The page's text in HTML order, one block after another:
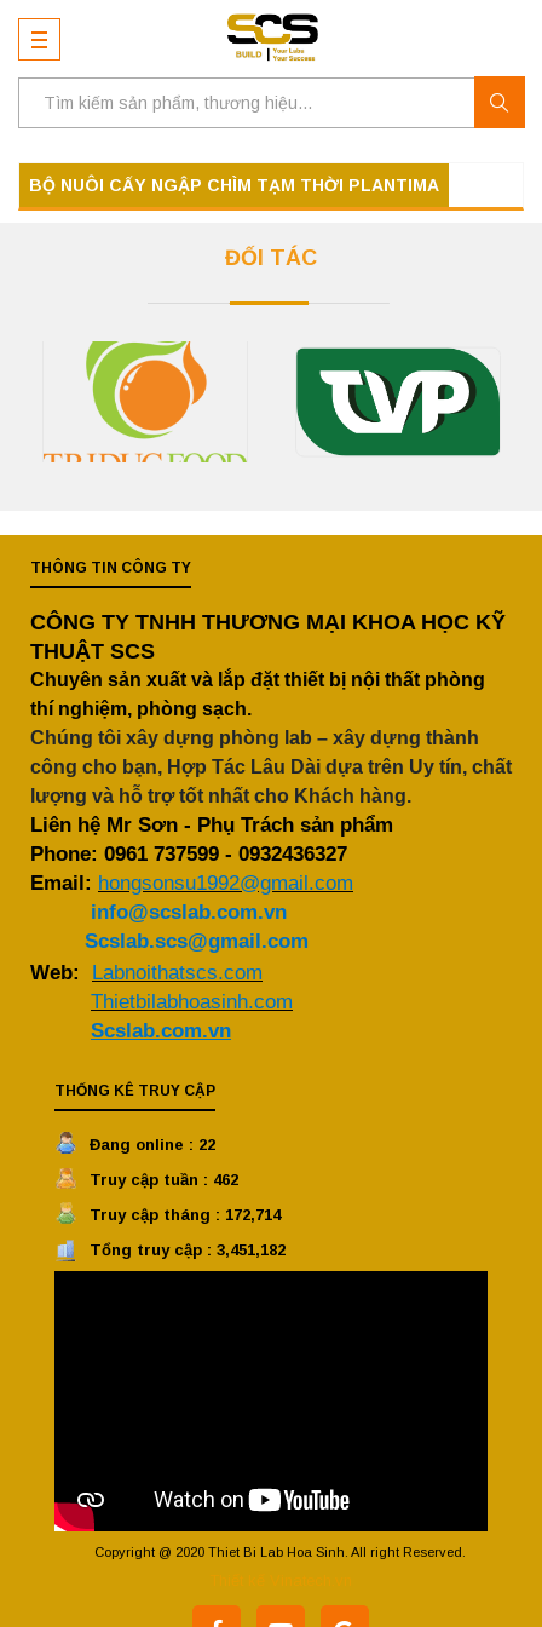
BỘ NUÔI CẤY NGẬP CHÌM TẠM THỜI PLANTIMA
ĐỐI TÁC
THÔNG TIN CÔNG TY
CÔNG TY TNHH THƯƠNG MẠI KHOA HỌC KỸ
THUẬT SCS
Chuyên sản xuất và lắp đặt thiết bị nội thất phòng
thí nghiệm, phòng sạch.
Chúng tôi xây dựng phòng lab – xây dựng thành
công cho bạn, Hợp Tác Lâu Dài dựa trên Uy tín, chất
lượng và hỗ trợ tốt nhất cho Khách hàng.
Liên hệ Mr Sơn - Phụ Trách sản phẩm
Phone: 0961 737599 - 0932436327
Email: hongsonsu1992@gmail.com
info@scslab.com.vn
Scslab.scs@gmail.com
Web: Labnoithatscs.com
Thietbilabhoasinh.com
Scslab.com.vn
THỐNG KÊ TRUY CẬP
Đang online : 22
Truy cập tuần : 462
Truy cập tháng : 172,714
Tổng truy cập : 3,451,182
Copyright @ 2020 Thiet Bi Lab Hoa Sinh. All right Reserved.